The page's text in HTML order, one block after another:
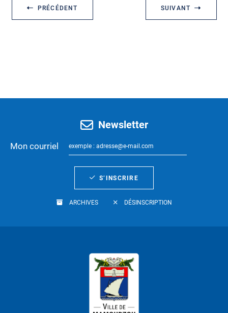
PRÉCÉDENT SUIVANT
Newsletter
Mon courriel
S’INSCRIRE
ARCHIVES DÉSINSCRIPTION